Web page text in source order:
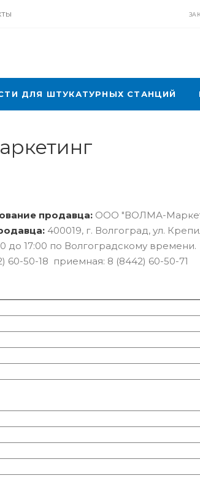
ДЛЯ ШТУКАТУРНЫХ СТАНЦИЙ
продавца: ООО "ВОЛМА-
400019, г. Волгоград, ул.
до 17:00 по Волгоградскому времени.
60-50-18 приемная: 8 (8442) 60-50-71